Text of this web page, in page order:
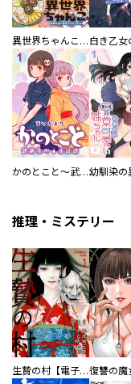
異世界ちゃんこ～横綱目前に召喚されたんだが～ 【連載版】
かのとこと～武蔵花町怪話譚～ 【連載版】
推理・ミステリー
生贄の村【電子単行本版】